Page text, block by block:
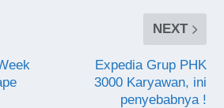
NEXT
Expedia Grup PHK
3000 Karyawan, ini
penyebabnya !